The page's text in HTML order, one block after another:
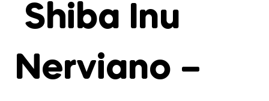
Shiba Inu
Nerviano –